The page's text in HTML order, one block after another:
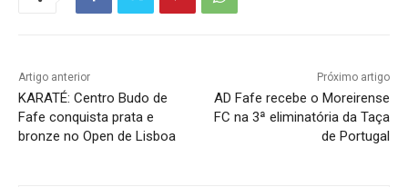
Artigo anterior
KARATÉ: Centro Budo de
Fafe conquista prata e
bronze no Open de Lisboa
Próximo artigo
AD Fafe recebe o Moreirense
FC na 3ª eliminatória da Taça
de Portugal